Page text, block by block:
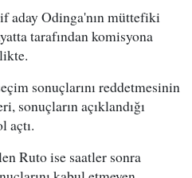
aday Odinga'nın müttefiki
tarafından komisyona
sonuçlarını reddetmesinin
sonuçların açıklandığı
açtı.
Ruto ise saatler sonra